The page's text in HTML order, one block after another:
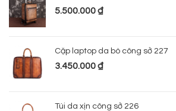
5.500.000₫
Cặp laptop da bò công sở 227
3.450.000₫
Túi da xịn công sở 226